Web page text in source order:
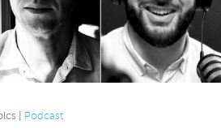
| Podcast